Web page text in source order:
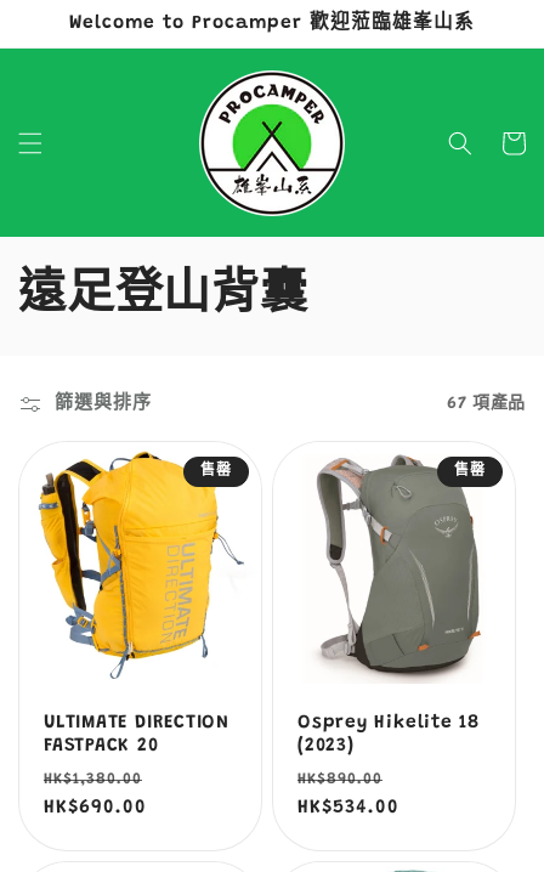
跳至內容
Welcome to Procamper 歡迎蒞臨雄峯山系
物
商
系
列
遠足登山背囊
篩選與排序 67 項產品
售罄
ULTIMATE DIRECTION
FASTPACK 20
定
價
HK$1,380.00
HK$690.00
售罄
Osprey Hikelite 18
(2023)
定
價
HK$890.00
價
HK$534.00